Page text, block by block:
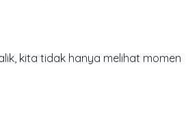
kita tidak hanya melihat momen